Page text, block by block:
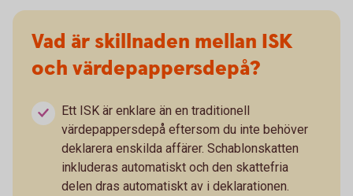
Vad är skillnaden mellan ISK
och värdepappersdepå?
Ett ISK är enklare än en traditionell
värdepappersdepå eftersom du inte behöver
deklarera enskilda affärer. Schablonskatten
inkluderas automatiskt och den skattefria
delen dras automatiskt av i deklarationen.